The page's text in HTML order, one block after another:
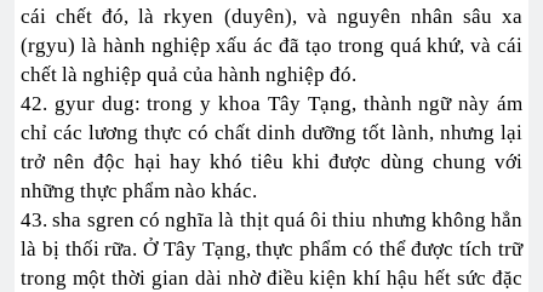
cái chết đó, là rkyen (duyên), và nguyên nhân sâu xa
(rgyu) là hành nghiệp xấu ác đã tạo trong quá khứ, và cái
chết là nghiệp quả của hành nghiệp đó.
42. gyur dug: trong y khoa Tây Tạng, thành ngữ này ám
chỉ các lương thực có chất dinh dưỡng tốt lành, nhưng lại
trở nên độc hại hay khó tiêu khi được dùng chung với
những thực phẩm nào khác.
43. sha sgren có nghĩa là thịt quá ôi thiu nhưng không hẳn
là bị thối rữa. Ở Tây Tạng, thực phẩm có thể được tích trữ
trong một thời gian dài nhờ điều kiện khí hậu hết sức đặc